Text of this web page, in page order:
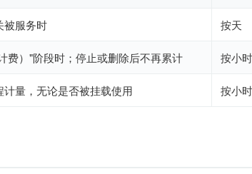
被服务时 按天
费）"阶段时；停止或删除后不再累计 按小时
计量，无论是否被挂载使用 按小时